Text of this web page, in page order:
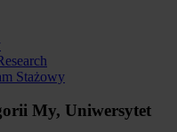
Stażowy
My, Uniwersytet